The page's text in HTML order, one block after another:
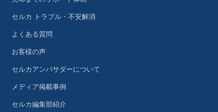
セルカ トラブル・不安解消
よくある質問
お客様の声
セルカアンバサダーについて
メディア掲載事例
セルカ編集部紹介